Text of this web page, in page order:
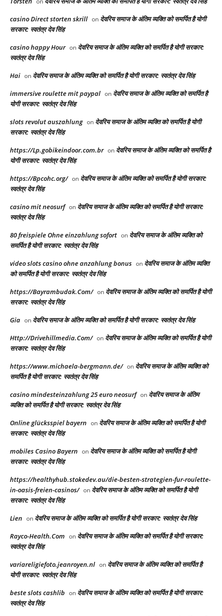
casino Direct storten skrill on देवरिय समाज के अंतिम व्यक्ति को समर्पित है योगी
सरकार: स्वतंत्र देव सिंह
casino happy Hour on देवरिय समाज के अंतिम व्यक्ति को समर्पित है योगी सरकार:
स्वतंत्र देव सिंह
Hai on देवरिय समाज के अंतिम व्यक्ति को समर्पित है योगी सरकार: स्वतंत्र देव सिंह
immersive roulette mit paypal on देवरिय समाज के अंतिम व्यक्ति को समर्पित है
योगी सरकार: स्वतंत्र देव सिंह
slots revolut auszahlung on देवरिय समाज के अंतिम व्यक्ति को समर्पित है योगी
सरकार: स्वतंत्र देव सिंह
https://Lp.gobikeindoor.com.br on देवरिय समाज के अंतिम व्यक्ति को समर्पित है
योगी सरकार: स्वतंत्र देव सिंह
https://Bpcohc.org/ on देवरिय समाज के अंतिम व्यक्ति को समर्पित है योगी सरकार:
स्वतंत्र देव सिंह
casino mit neosurf on देवरिय समाज के अंतिम व्यक्ति को समर्पित है योगी सरकार:
स्वतंत्र देव सिंह
80 freispiele Ohne einzahlung sofort on देवरिय समाज के अंतिम व्यक्ति को
समर्पित है योगी सरकार: स्वतंत्र देव सिंह
video slots casino ohne anzahlung bonus on देवरिय समाज के अंतिम व्यक्ति
को समर्पित है योगी सरकार: स्वतंत्र देव सिंह
https://Bayrambudak.Com/ on देवरिय समाज के अंतिम व्यक्ति को समर्पित है योगी
सरकार: स्वतंत्र देव सिंह
Gia on देवरिय समाज के अंतिम व्यक्ति को समर्पित है योगी सरकार: स्वतंत्र देव सिंह
Http://Drivehillmedia.Com/ on देवरिय समाज के अंतिम व्यक्ति को समर्पित है योगी
सरकार: स्वतंत्र देव सिंह
https://www.michaela-bergmann.de/ on देवरिय समाज के अंतिम व्यक्ति को
समर्पित है योगी सरकार: स्वतंत्र देव सिंह
casino mindesteinzahlung 25 euro neosurf on देवरिय समाज के अंतिम
व्यक्ति को समर्पित है योगी सरकार: स्वतंत्र देव सिंह
Online glücksspiel bayern on देवरिय समाज के अंतिम व्यक्ति को समर्पित है योगी
सरकार: स्वतंत्र देव सिंह
mobiles Casino Bayern on देवरिय समाज के अंतिम व्यक्ति को समर्पित है योगी
सरकार: स्वतंत्र देव सिंह
https://healthyhub.stokedev.au/die-besten-strategien-fur-roulette-
in-oasis-freien-casinos/ on देवरिय समाज के अंतिम व्यक्ति को समर्पित है योगी
सरकार: स्वतंत्र देव सिंह
Lien on देवरिय समाज के अंतिम व्यक्ति को समर्पित है योगी सरकार: स्वतंत्र देव सिंह
Rayco-Health.Com on देवरिय समाज के अंतिम व्यक्ति को समर्पित है योगी सरकार:
स्वतंत्र देव सिंह
variareligiefoto.jeanroyen.nl on देवरिय समाज के अंतिम व्यक्ति को समर्पित है
योगी सरकार: स्वतंत्र देव सिंह
beste slots cashlib on देवरिय समाज के अंतिम व्यक्ति को समर्पित है योगी सरकार:
स्वतंत्र देव सिंह